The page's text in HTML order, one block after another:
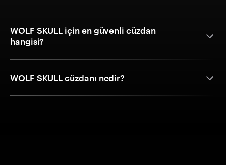
WOLF SKULL için en güvenli cüzdan
hangisi?
WOLF SKULL cüzdanı nedir?